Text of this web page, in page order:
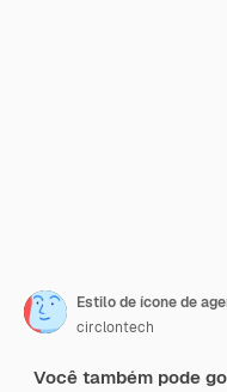
Estilo de ícone de
circlontech
Você também pode